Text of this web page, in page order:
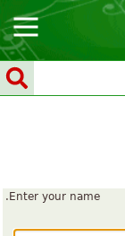
Enter your name.